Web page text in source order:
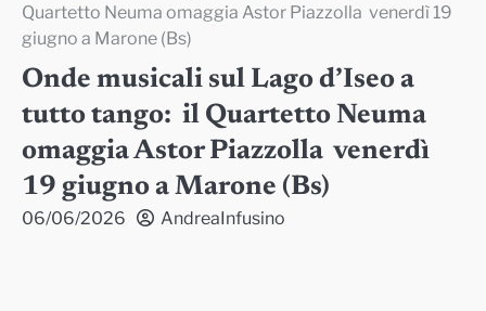
Quartetto Neuma omaggia Astor Piazzolla venerdì 19
giugno a Marone (Bs)
Onde musicali sul Lago d’Iseo a
tutto tango: il Quartetto Neuma
omaggia Astor Piazzolla venerdì
19 giugno a Marone (Bs)
06/06/2026 AndreaInfusino